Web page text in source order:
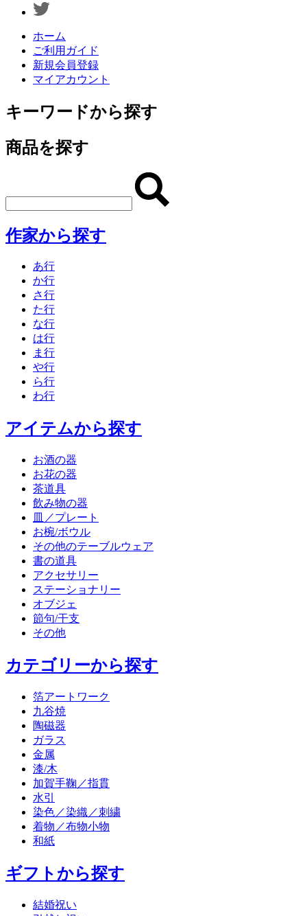
ホーム
ご利用ガイド
新規会員登録
マイアカウント
キーワードから探す
商品を探す
作家から探す
あ行
か行
さ行
た行
な行
は行
ま行
や行
ら行
わ行
アイテムから探す
お酒の器
お花の器
茶道具
飲み物の器
皿／プレート
お椀/ボウル
その他のテーブルウェア
書の道具
アクセサリー
ステーショナリー
オブジェ
節句/干支
その他
カテゴリーから探す
箔アートワーク
九谷焼
陶磁器
ガラス
金属
漆/木
加賀手鞠／指貫
水引
染色／染織／刺繍
着物／布物小物
和紙
ギフトから探す
結婚祝い